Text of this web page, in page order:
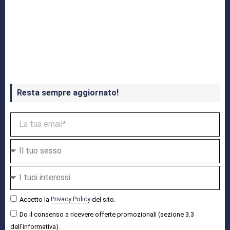
Resta sempre aggiornato!
Accetto la Privacy Policydel sito.
Do il consenso a ricevere offerte promozionali (sezione 3.3
dell'informativa).